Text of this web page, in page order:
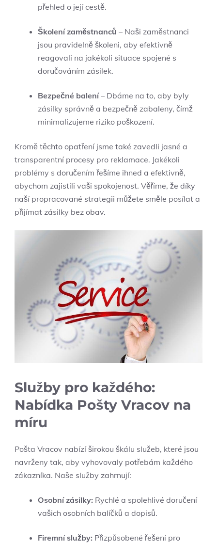
přehled o její cestě.
Školení zaměstnanců – Naši zaměstnanci
jsou pravidelně školeni, aby efektivně
reagovali na jakékoli situace spojené s
doručováním zásilek.
Bezpečné balení– Dbáme na to, aby byly
zásilky správně a bezpečně zabaleny, čímž
minimalizujeme riziko poškození.
Kromě těchto opatření jsme také zavedli jasné a
transparentní procesy pro reklamace. Jakékoli
problémy s doručením řešíme ihned a efektivně,
abychom zajistili vaši spokojenost. Věříme, že díky
naší propracované strategii můžete směle posílat a
přijímat zásilky bez obav.
Služby pro každého:
Nabídka Pošty Vracov na
míru
Pošta Vracov nabízí širokou škálu služeb, které jsou
navrženy tak, aby vyhovovaly potřebám každého
zákazníka. Naše služby zahrnují:
Osobní zásilky: Rychlé a spolehlivé doručení
vašich osobních balíčků a dopisů.
Firemní služby: Přizpůsobené řešení pro